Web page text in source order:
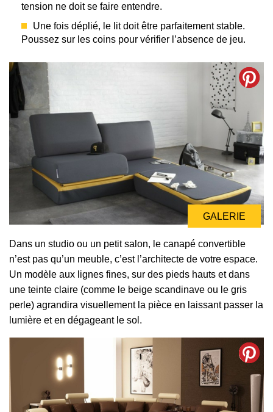
tension ne doit se faire entendre.
Une fois déplié, le lit doit être parfaitement stable.
Poussez sur les coins pour vérifier l’absence de jeu.
GALERIE
Dans un studio ou un petit salon, le canapé convertible
n’est pas qu’un meuble, c’est l’architecte de votre espace.
Un modèle aux lignes fines, sur des pieds hauts et dans
une teinte claire (comme le beige scandinave ou le gris
perle) agrandira visuellement la pièce en laissant passer la
lumière et en dégageant le sol.